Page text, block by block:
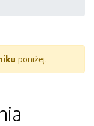
poniżej.